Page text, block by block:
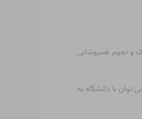
و نجوم همپوشانی
با دانشگاه به